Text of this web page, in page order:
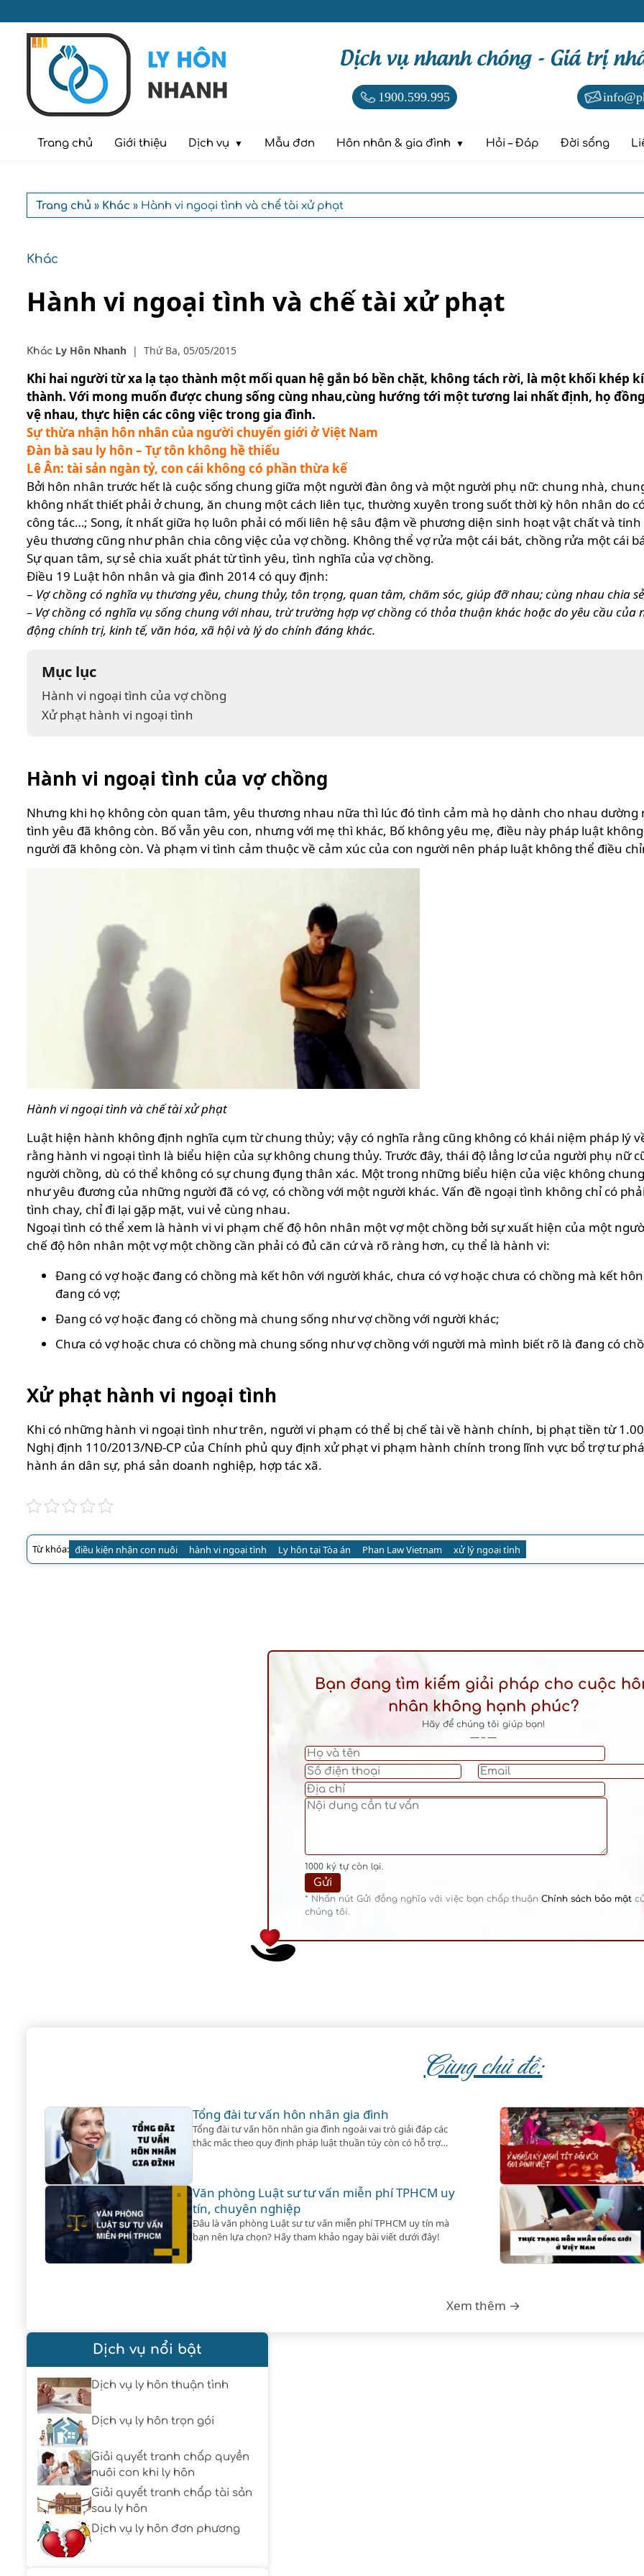
Dịch vụ nhanh chóng - Giá trị
1900.599.995
Trang chủ Giới thiệu Dịch vụ Mẫu đơn Hôn nhân & gia đình Hỏi – Đáp Đời sống
Trang chủ » Khác » Hành vi ngoại tình và chế tài xử phạt
Khác
Hành vi ngoại tình và chế tài xử phạt
Khác Ly Hôn Nhanh | Thứ Ba, 05/05/2015
Khi hai người từ xa lạ tạo thành một mối quan hệ gắn bó bền chặt, không tách rời, là một khối khép
thành. Với mong muốn được chung sống cùng nhau,cùng hướng tới một tương lai nhất định, họ
vệ nhau, thực hiện các công việc trong gia đình.
Sự thừa nhận hôn nhân của người chuyển giới ở Việt Nam
Đàn bà sau ly hôn – Tự tôn không hề thiếu
Lê Ân: tài sản ngàn tỷ, con cái không có phần thừa kế
Bởi hôn nhân trước hết là cuộc sống chung giữa một người đàn ông và một người phụ nữ: chung nhà,
không nhất thiết phải ở chung, ăn chung một cách liên tục, thường xuyên trong suốt thời kỳ hôn nhân do
công tác…; Song, ít nhất giữa họ luôn phải có mối liên hệ sâu đậm về phương diện sinh hoạt vật chất và
yêu thương cũng như phân chia công việc của vợ chồng. Không thể vợ rửa một cái bát, chồng rửa một cái
Sự quan tâm, sự sẻ chia xuất phát từ tình yêu, tình nghĩa của vợ chồng.
Điều 19 Luật hôn nhân và gia đình 2014 có quy định:
– Vợ chồng có nghĩa vụ thương yêu, chung thủy, tôn trọng, quan tâm, chăm sóc, giúp đỡ nhau; cùng nhau chia
– Vợ chồng có nghĩa vụ sống chung với nhau, trừ trường hợp vợ chồng có thỏa thuận khác hoặc do yêu cầu
động chính trị, kinh tế, văn hóa, xã hội và lý do chính đáng khác.
Mục lục
Hành vi ngoại tình của vợ chồng
Xử phạt hành vi ngoại tình
Hành vi ngoại tình của vợ chồng
Nhưng khi họ không còn quan tâm, yêu thương nhau nữa thì lúc đó tình cảm mà họ dành cho nhau
tình yêu đã không còn. Bố vẫn yêu con, nhưng với mẹ thì khác, Bố không yêu mẹ, điều này pháp luật
người đã không còn. Và phạm vi tình cảm thuộc về cảm xúc của con người nên pháp luật không thể điều
Hành vi ngoại tình và chế tài xử phạt
Luật hiện hành không định nghĩa cụm từ chung thủy; vậy có nghĩa rằng cũng không có khái niệm pháp lý
rằng hành vi ngoại tình là biểu hiện của sự không chung thủy. Trước đây, thái độ lẳng lơ của người phụ nữ
người chồng, dù có thể không có sự chung đụng thân xác. Một trong những biểu hiện của việc không
như yêu đương của những người đã có vợ, có chồng với một người khác. Vấn đề ngoại tình không chỉ có
tình chay, chỉ đi lại gặp mặt, vui vẻ cùng nhau.
Ngoại tình có thể xem là hành vi vi phạm chế độ hôn nhân một vợ một chồng bởi sự xuất hiện của một
chế độ hôn nhân một vợ một chồng cần phải có đủ căn cứ và rõ ràng hơn, cụ thể là hành vi:
Đang có vợ hoặc đang có chồng mà kết hôn với người khác, chưa có vợ hoặc chưa có chồng mà kết
đang có vợ;
Đang có vợ hoặc đang có chồng mà chung sống như vợ chồng với người khác;
Chưa có vợ hoặc chưa có chồng mà chung sống như vợ chồng với người mà mình biết rõ là đang có
Xử phạt hành vi ngoại tình
Khi có những hành vi ngoại tình như trên, người vi phạm có thể bị chế tài về hành chính, bị phạt tiền từ
Nghị định 110/2013/NĐ-CP của Chính phủ quy định xử phạt vi phạm hành chính trong lĩnh vực bổ trợ tư
hành án dân sự, phá sản doanh nghiệp, hợp tác xã.
Từ khóa: điều kiện nhận con nuôi hành vi ngoại tình Ly hôn tại Tòa án Phan Law Vietnam xử lý ngoại tình
Bạn đang tìm kiếm giải pháp cho cuộc
nhân không hạnh phúc?
Hãy để chúng tôi giúp bạn!
— – —
1000 ký tự còn lại.
* Nhấn nút Gửi đồng nghĩa với việc bạn chấp thuận Chính sách bảo mật
chúng tôi.
Cùng chủ đề:
Tổng đài tư vấn hôn nhân gia đình
Tổng đài tư vấn hôn nhân gia đình ngoài vai trò giải đáp các
thắc mắc theo quy định pháp luật thuần túy còn có hỗ trợ
Văn phòng Luật sư tư vấn miễn phí TPHCM uy
tín, chuyên nghiệp
Đâu là văn phòng Luật sư tư vấn miễn phí TPHCM uy tín mà
bạn nên lựa chọn? Hãy tham khảo ngay bài viết dưới đây!
Xem thêm →
Dịch vụ nổi bật
Dịch vụ ly hôn thuận tình
Dịch vụ ly hôn trọn gói
Giải quyết tranh chấp quyền
nuôi con khi ly hôn
Giải quyết tranh chấp tài sản
sau ly hôn
Dịch vụ ly hôn đơn phương